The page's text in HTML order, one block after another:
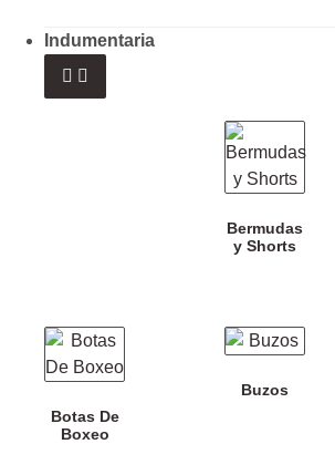
Indumentaria
Bermudas
y Shorts
Botas De
Boxeo
Buzos